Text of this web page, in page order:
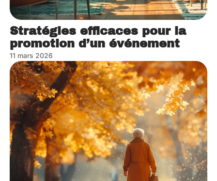
Stratégies efficaces pour la
promotion d’un événement
11 mars 2026